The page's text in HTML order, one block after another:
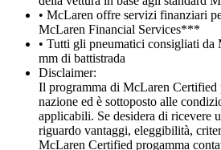
• McLaren offre servizi finanziari
McLaren Financial Services***
• Tutti gli pneumatici consigliati da
mm di battistrada
Disclaimer:
Il programma di McLaren Certified
nazione ed è sottoposto alle
applicabili. Se desidera di ricevere
riguardo vantaggi, eleggibilità,
McLaren Certified progamma